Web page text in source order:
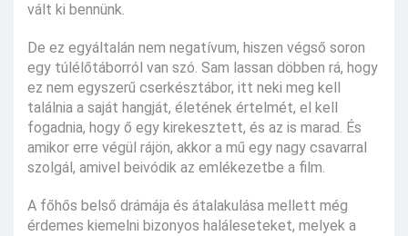
vált ki bennünk.
De ez egyáltalán nem negatívum, hiszen végső soron
egy túlélőtáborról van szó. Sam lassan döbben rá, hogy
ez nem egyszerű cserkésztábor, itt neki meg kell
találnia a saját hangját, életének értelmét, el kell
fogadnia, hogy ő egy kirekesztett, és az is marad. És
amikor erre végül rájön, akkor a mű egy nagy csavarral
szolgál, amivel beivódik az emlékezetbe a film.
A főhős belső drámája és átalakulása mellett még
érdemes kiemelni bizonyos haláleseteket, melyek a